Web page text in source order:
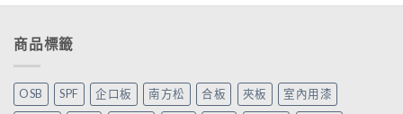
商品標籤
OSB SPF 企口板 南方松 合板 夾板 室內用漆